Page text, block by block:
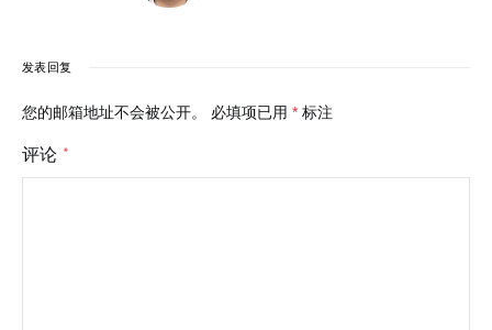
发表回复
您的邮箱地址不会被公开。 必填项已用 * 标注
评论 *